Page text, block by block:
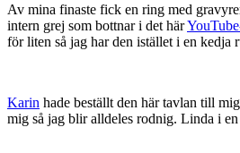
Av mina finaste fick en ring med
intern grej som bottnar i det här
för liten så jag har den istället i en kedja
Karin hade beställt den här tavlan till
mig så jag blir alldeles rodnig. Linda i